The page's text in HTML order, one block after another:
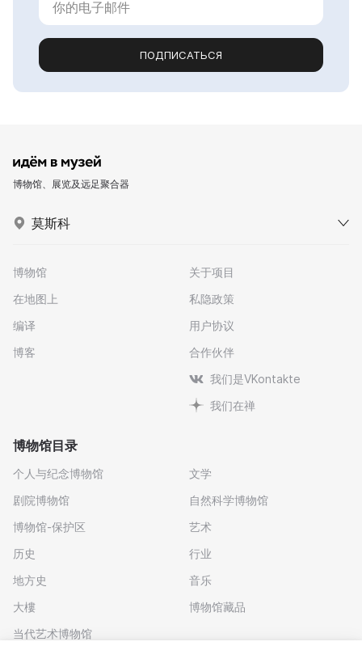
ПОДПИСАТЬСЯ
博物馆、展览及远足聚合器
莫斯科
博物馆
在地图上
编译
博客
关于项目
私隐政策
用户协议
合作伙伴
我们是VKontakte
我们在禅
博物馆目录
个人与纪念博物馆
剧院博物馆
博物馆-保护区
历史
地方史
大樓
当代艺术博物馆
文学
自然科学博物馆
艺术
行业
音乐
博物馆藏品